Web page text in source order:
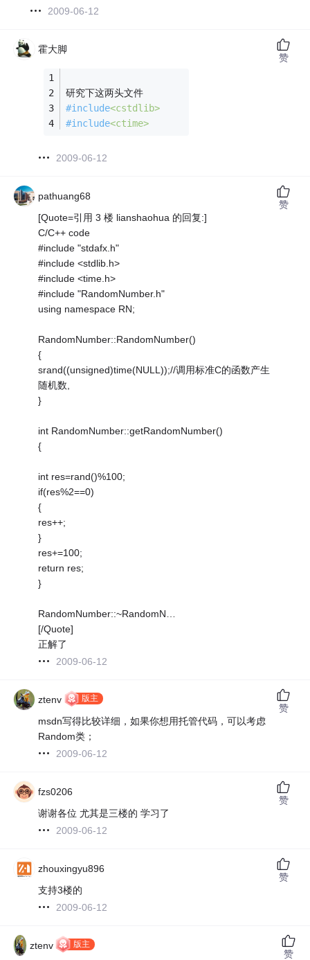
2009-06-12
霍大脚
研究下这两头文件
#include<cstdlib>
#include<ctime>
2009-06-12
赞
pathuang68
[Quote=引用 3 楼 lianshaohua 的回复:]
C/C++ code
#include "stdafx.h"
#include <stdlib.h>
#include <time.h>
#include "RandomNumber.h"
using namespace RN;
RandomNumber::RandomNumber()
{
srand((unsigned)time(NULL));//调用标准C的函数产生
随机数,
}
int RandomNumber::getRandomNumber()
{
int res=rand()%100;
if(res%2==0)
{
res++;
}
res+=100;
return res;
}
RandomNumber::~RandomN…
[/Quote]
正解了
2009-06-12
赞
ztenv 版主
msdn写得比较详细，如果你想用托管代码，可以考虑
Random类；
2009-06-12
赞
fzs0206
谢谢各位 尤其是三楼的 学习了
2009-06-12
赞
zhouxingyu896
支持3楼的
2009-06-12
赞
ztenv 版主
赞